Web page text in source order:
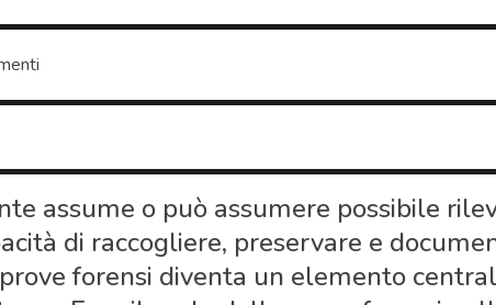
assume o può assumere possibile
di raccogliere, preservare e
forensi diventa un elemento